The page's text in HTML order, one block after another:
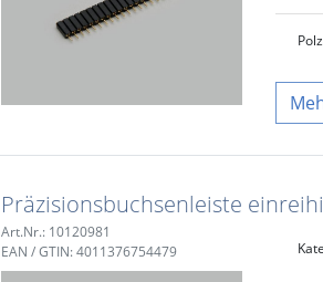
Präzisionsbuchsenleiste
Art.Nr.: 10120981
EAN / GTIN: 4011376754479